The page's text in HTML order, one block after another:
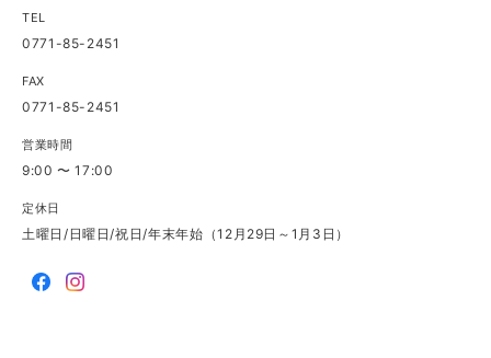
TEL
0771-85-2451
FAX
0771-85-2451
営業時間
9:00 〜 17:00
定休日
土曜日/日曜日/祝日/年末年始（12月29日～1月3日）